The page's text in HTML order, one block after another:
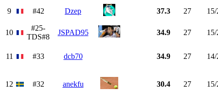
9 #42 Dzep 37.3 27 15/
10
#25-
TDS#8
JSPAD95 34.9 27 15/
11 #33 dcb70 34.9 27 14/
12 #32 anekfu 30.4 27 15/